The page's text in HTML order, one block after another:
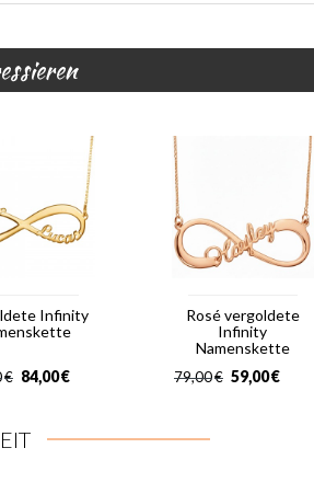
Infinity
€ €
84,00
Rosé vergoldete
Infinity
Namenskette
€
79,00 €
59,00